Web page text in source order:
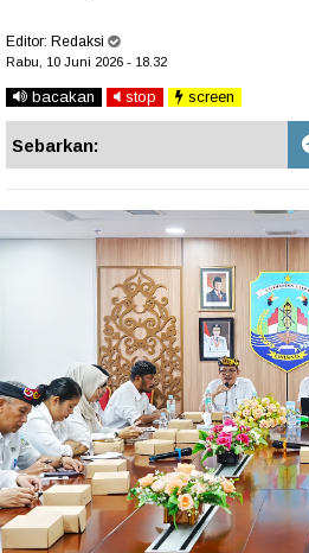
Editor: Redaksi
Rabu, 10 Juni 2026 - 18.32
bacakan stop screen
Sebarkan: